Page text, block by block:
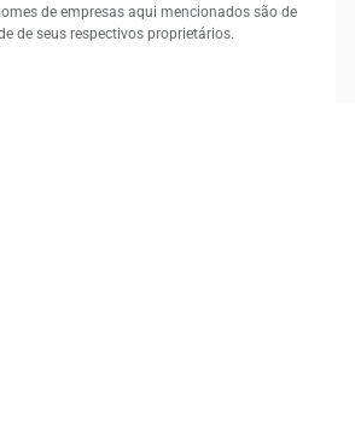
de empresas aqui mencionados são de
de seus respectivos proprietários.